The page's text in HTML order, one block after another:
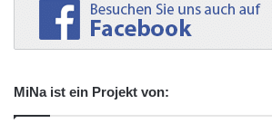
MiNa ist ein Projekt von: